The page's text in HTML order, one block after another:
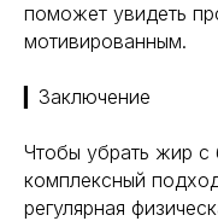
поможет увидеть
мотивированным.
▎Заключение
Чтобы убрать жир
комплексный
регулярная
*Meta (деятельность организации
запрещена на территории РФ)
Политика конфиденциальности